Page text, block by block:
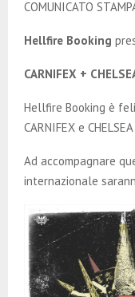
U
COMUNICATO
Hellfire Booking
CARNIFEX +
Hellfire Booking è
CARNIFEX e
Ad accompagnare
internazionale